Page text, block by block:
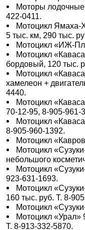
Моторы
422-0411.
Мотоцикл Ямаха-
5 тыс. км, 290 тыс.
Мотоцикл «ИЖ-
Мотоцикл
бордовый, 120 тыс.
Мотоцикл
хамелеон +
4440.
Мотоцикл
70-12-95, 8-905-961-
Мотоцикл
8-905-960-1392.
Мотоцикл
Мотоцикл
небольшого
Мотоцикл
923-631-1693.
Мотоцикл
160 тыс. руб. Т. 8-
Мотоцикл
Мотоцикл «Урал»
Т. 8-913-332-5870.